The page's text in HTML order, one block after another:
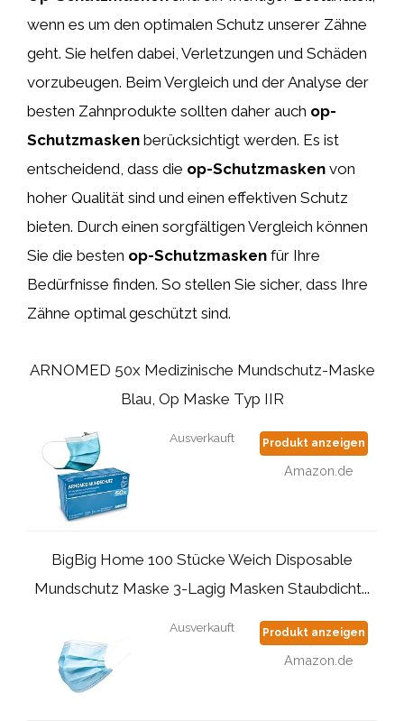
wenn es um den optimalen Schutz unserer Zähne
geht. Sie helfen dabei, Verletzungen und Schäden
vorzubeugen. Beim Vergleich und der Analyse der
besten Zahnprodukte sollten daher auch op-
Schutzmasken berücksichtigt werden. Es ist
entscheidend, dass die op-Schutzmasken von
hoher Qualität sind und einen effektiven Schutz
bieten. Durch einen sorgfältigen Vergleich können
Sie die besten op-Schutzmasken für Ihre
Bedürfnisse finden. So stellen Sie sicher, dass Ihre
Zähne optimal geschützt sind.
ARNOMED 50x Medizinische Mundschutz-Maske
Blau, Op Maske Typ IIR
Ausverkauft Produkt anzeigen
Amazon.de
BigBig Home 100 Stücke Weich Disposable
Mundschutz Maske 3-Lagig Masken Staubdicht...
Ausverkauft Produkt anzeigen
Amazon.de